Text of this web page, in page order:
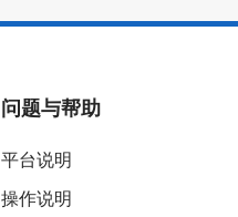
问题与帮助
平台说明
操作说明